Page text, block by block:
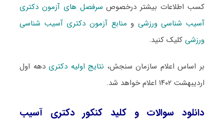
کسب اطلاعات بیشتر درخصوص سرفصل های آزمون دکتری
آسیب شناسی ورزشی و منابع آزمون دکتری آسیب شناسی
ورزشیکلیک کنید.
بر اساس اعلام سازمان سنجش، نتایج اولیه دکتری دهه اول
اردیبهشت ۱۴۰۲ اعلام خواهد شد.
دانلود سوالات و کلید کنکور دکتری آسیب